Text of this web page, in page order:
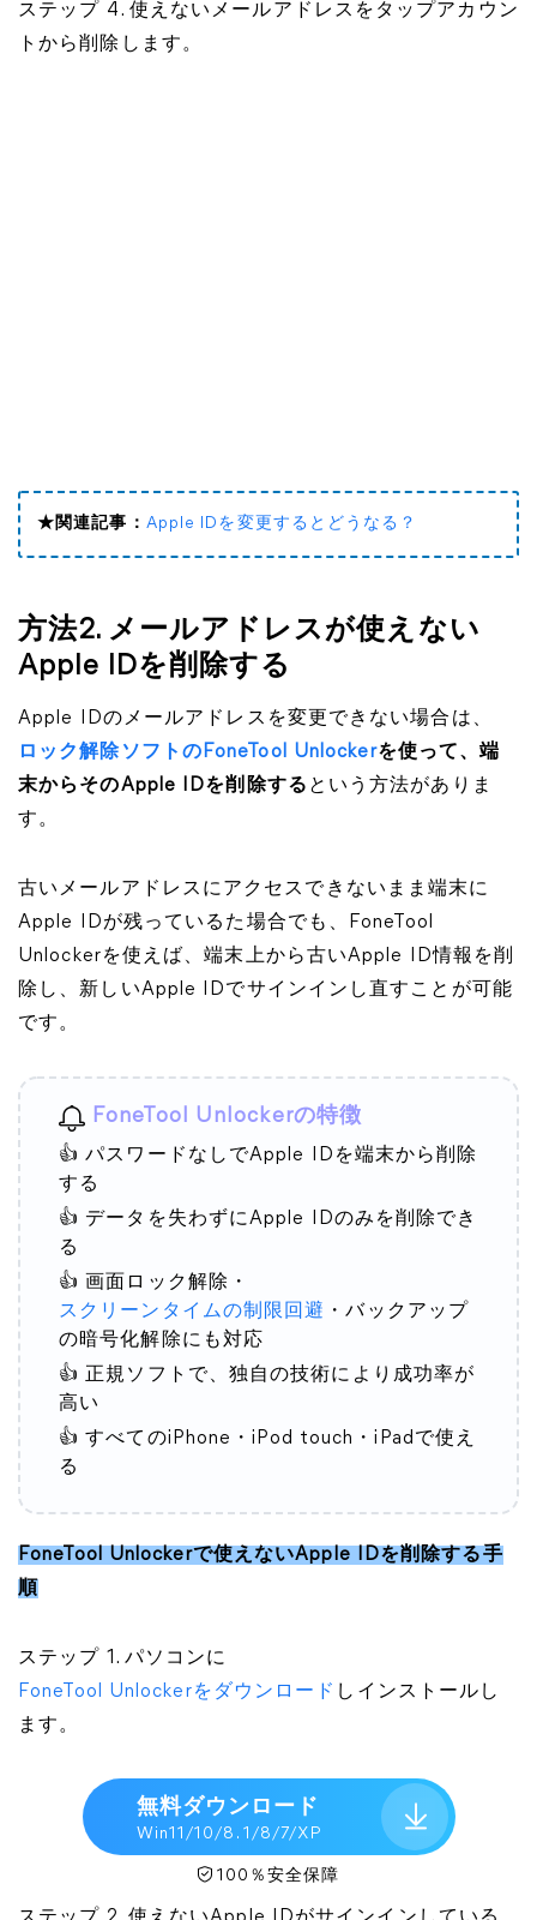
ステップ 4. 使えないメールアドレスをタップアカウン
トから削除します。
★関連記事： Apple IDを変更するとどうなる？
方法2. メールアドレスが使えない
Apple IDを削除する
Apple IDのメールアドレスを変更できない場合は、
ロック解除ソフトのFoneTool Unlockerを使って、端
末からそのApple IDを削除する という方法がありま
す。
古いメールアドレスにアクセスできないまま端末に
Apple IDが残っているた場合でも、FoneTool
Unlockerを使えば、端末上から古いApple ID情報を削
除し、新しいApple IDでサインインし直すことが可能
です。
FoneTool Unlockerの特徴
👍 パスワードなしでApple IDを端末から削除
する
👍 データを失わずにApple IDのみを削除でき
る
👍 画面ロック解除・
スクリーンタイムの制限回避 ・バックアップ
の暗号化解除にも対応
👍 正規ソフトで、独自の技術により成功率が
高い
👍 すべてのiPhone・iPod touch・iPadで使え
る
FoneTool Unlockerで使えないApple IDを削除する手
順
ステップ 1. パソコンに
FoneTool Unlockerをダウンロード しインストールし
ます。
無料ダウンロード
Win11/10/8. 1/8/7/XP
100％安全保障